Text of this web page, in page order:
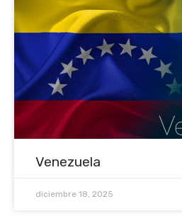
Venezuela
diciembre 18, 2025